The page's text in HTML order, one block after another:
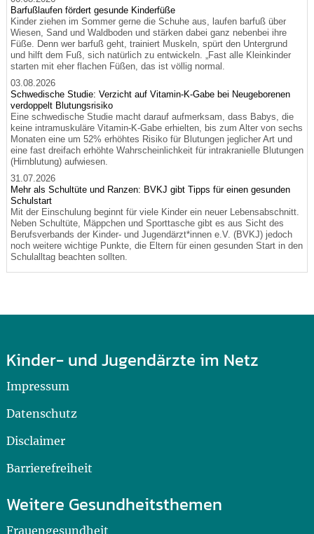
Barfußlaufen fördert gesunde Kinderfüße
Kinder ziehen im Sommer gerne die Schuhe aus, laufen barfuß über
Wiesen, Sand und Waldboden und stärken dabei ganz nebenbei ihre
Füße. Denn wer barfuß geht, trainiert Muskeln, spürt den Untergrund
und hilft dem Fuß, sich natürlich zu entwickeln. „Fast alle Kleinkinder
starten mit eher flachen Füßen, das ist völlig normal.
03.08.2026
Schwedische Studie: Verzicht auf Vitamin-K-Gabe bei Neugeborenen
verdoppelt Blutungsrisiko
Eine schwedische Studie macht darauf aufmerksam, dass Babys, die
keine intramuskuläre Vitamin-K-Gabe erhielten, bis zum Alter von sechs
Monaten eine um 52% erhöhtes Risiko für Blutungen jeglicher Art und
eine fast dreifach erhöhte Wahrscheinlichkeit für intrakranielle Blutungen
(Hirnblutung) aufwiesen.
31.07.2026
Mehr als Schultüte und Ranzen: BVKJ gibt Tipps für einen gesunden
Schulstart
Mit der Einschulung beginnt für viele Kinder ein neuer Lebensabschnitt.
Neben Schultüte, Mäppchen und Sporttasche gibt es aus Sicht des
Berufsverbands der Kinder- und Jugendärzt*innen e.V. (BVKJ) jedoch
noch weitere wichtige Punkte, die Eltern für einen gesunden Start in den
Schulalltag beachten sollten.
Kinder- und Jugendärzte im Netz
Impressum
Datenschutz
Disclaimer
Barrierefreiheit
Weitere Gesundheitsthemen
Frauengesundheit